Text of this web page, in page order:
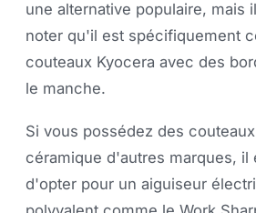
une alternative populaire, mais
noter qu'il est spécifiquement
couteaux Kyocera avec des
le manche.
Si vous possédez des
céramique d'autres marques, il
d'opter pour un aiguiseur